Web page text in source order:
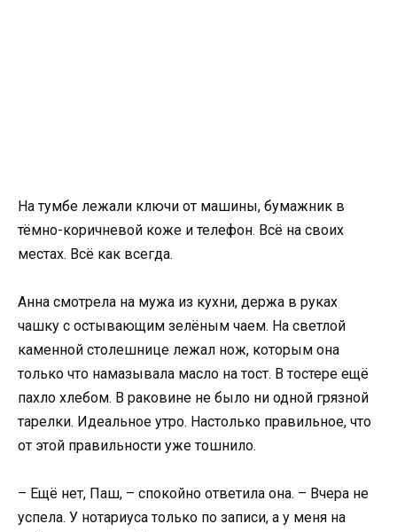
На тумбе лежали ключи от машины, бумажник в
тёмно-коричневой коже и телефон. Всё на своих
местах. Всё как всегда.
Анна смотрела на мужа из кухни, держа в руках
чашку с остывающим зелёным чаем. На светлой
каменной столешнице лежал нож, которым она
только что намазывала масло на тост. В тостере ещё
пахло хлебом. В раковине не было ни одной грязной
тарелки. Идеальное утро. Настолько правильное, что
от этой правильности уже тошнило.
– Ещё нет, Паш, – спокойно ответила она. – Вчера не
успела. У нотариуса только по записи, а у меня на